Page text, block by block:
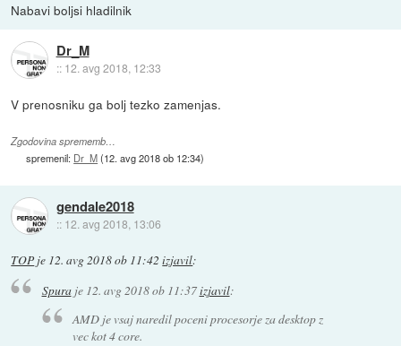
Nabavi boljsi hladilnik
Dr_M
:: 12. avg 2018, 12:33
V prenosniku ga bolj tezko zamenjas.
Zgodovina sprememb…
spremenil: Dr_M(12. avg 2018 ob 12:34)
gendale2018
:: 12. avg 2018, 13:06
TOP je 12. avg 2018 ob 11:42 izjavil:
Spuraje 12. avg 2018 ob 11:37izjavil:
AMD je vsaj naredil poceni procesorje za desktop z
vec kot 4 core.